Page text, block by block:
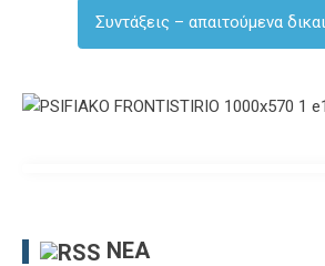
Συντάξεις – απαιτούμενα
ΝΈΑ